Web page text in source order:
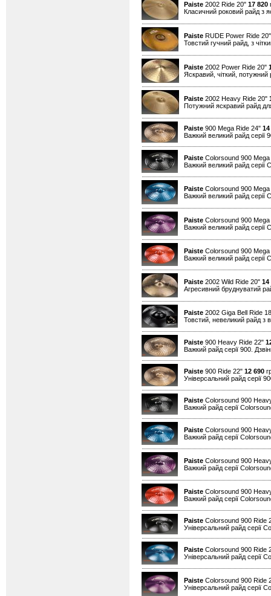
Paiste 2002 Ride 20" 17 820
Класичний роковий райд з
Paiste RUDE Power Ride
Товстий гучний райд, з
Paiste 2002 Power Ride 20"
Яскравий, чіткий, потужний
Paiste 2002 Heavy Ride 20"
Потужний яскравий райд
Paiste 900 Mega Ride 24" 14
Важкий великий райд серії
Paiste Colorsound 900
Важкий великий райд серії
Paiste Colorsound 900
Важкий великий райд серії
Paiste Colorsound 900
Важкий великий райд серії
Paiste Colorsound 900
Важкий великий райд серії
Paiste 2002 Wild Ride 20" 14
Агресивний бруднуватий
Paiste 2002 Giga Bell Ride
Товстий, невеликий райд з
Paiste 900 Heavy Ride 22"
Важкий райд серії 900.
Paiste 900 Ride 22" 12 690
Універсальний райд серії
Paiste Colorsound 900
Важкий райд серії
Paiste Colorsound 900
Важкий райд серії
Paiste Colorsound 900
Важкий райд серії
Paiste Colorsound 900
Важкий райд серії
Paiste Colorsound 900 Ride
Універсальний райд серії
Paiste Colorsound 900 Ride
Універсальний райд серії
Paiste Colorsound 900 Ride
Універсальний райд серії